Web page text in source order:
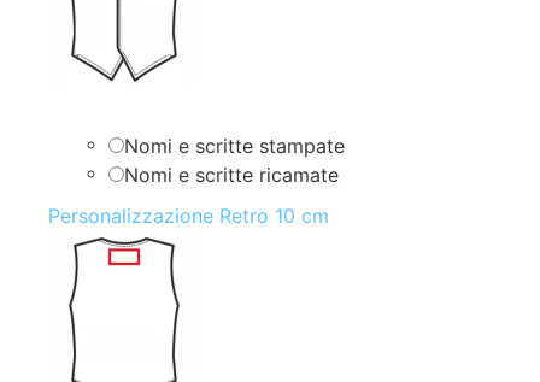
Nomi e scritte stampate
Nomi e scritte ricamate
Personalizzazione Retro 10 cm